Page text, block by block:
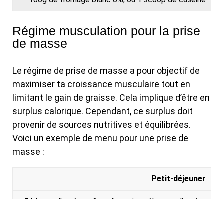
Régime musculation pour la prise
de masse
Le régime de prise de masse a pour objectif de
maximiser ta croissance musculaire tout en
limitant le gain de graisse. Cela implique d’être en
surplus calorique. Cependant, ce surplus doit
provenir de sources nutritives et équilibrées.
Voici un exemple de menu pour une prise de
masse :
Petit-déjeuner